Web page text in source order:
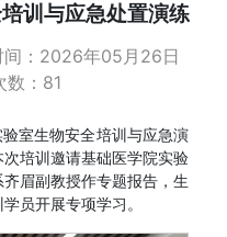
训与应急处置演练
：2026年05月26日
： 81
室生物安全培训与应急演
培训邀请基础医学院实验
眉副教授作专题报告，生
员开展专项学习。